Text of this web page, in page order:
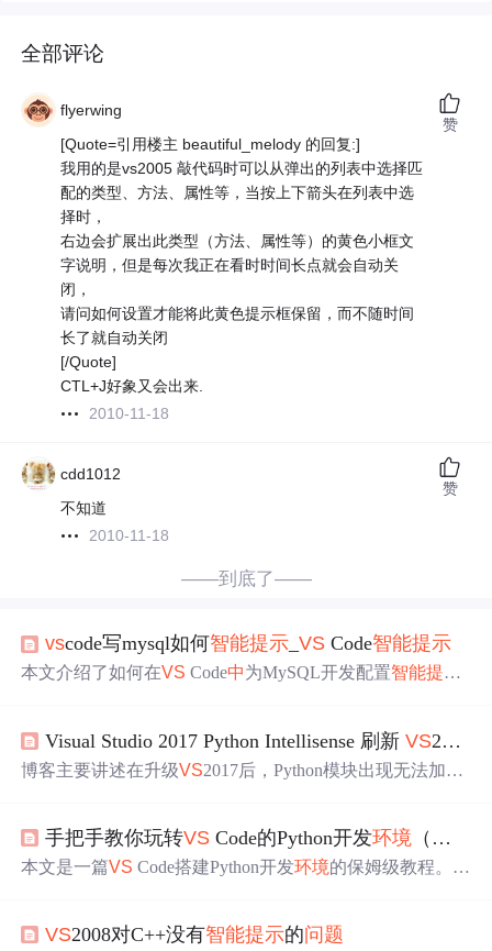
全部评论
flyerwing
[Quote=引用楼主 beautiful_melody 的回复:]
我用的是vs2005 敲代码时可以从弹出的列表中选择匹
配的类型、方法、属性等，当按上下箭头在列表中选
择时，
右边会扩展出此类型（方法、属性等）的黄色小框文
字说明，但是每次我正在看时时间长点就会自动关
闭，
请问如何设置才能将此黄色提示框保留，而不随时间
长了就自动关闭
[/Quote]
CTL+J好象又会出来.
2010-11-18
赞
cdd1012
不知道
2010-11-18
赞
——到底了——
vscode写mysql如何智能提示 _VS Code智能提示
本文介绍了如何在VS Code中为MySQL开发配置智能提示
ct-native的接口文件，实现了VS Code对React Native代码的
智能提示，从而提升开发效率和代码质量。
Visual Studio 2017 Python Intellisense 刷新VS2017 python模块无法加载，
博客主要讲述在升级VS2017后，Python模块出现无法加载
ython -> 实验性进行操作。
手把手教你玩转VS Code的Python开发环境 （超详细避坑指南）
本文是一篇VS Code搭建Python开发环境的保姆级教程。介
籍和代码规范与智能提示设置；还给出常见
VS2008对C++没有智能提示的问题